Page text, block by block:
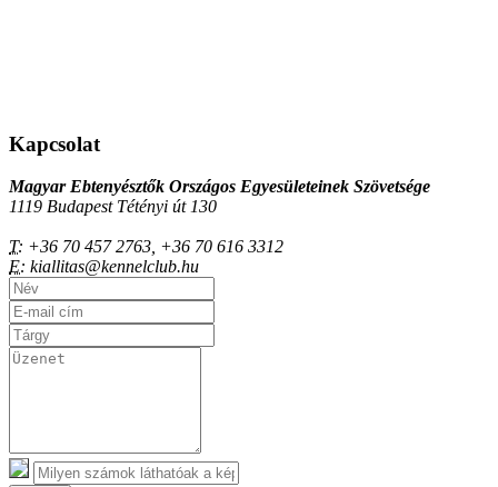
Kapcsolat
Magyar Ebtenyésztők Országos Egyesületeinek Szövetsége
1119 Budapest Tétényi út 130
T: +36 70 457 2763, +36 70 616 3312
E: kiallitas@kennelclub.hu